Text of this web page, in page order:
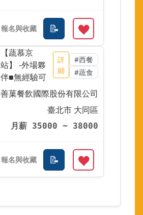
【蔬慕京
站】 -外場夥
伴■無經驗可
詳
細
#西餐
#蔬食
善菓餐飲國際股份有限公司
臺北市 大同區
月薪 35000 ~ 38000